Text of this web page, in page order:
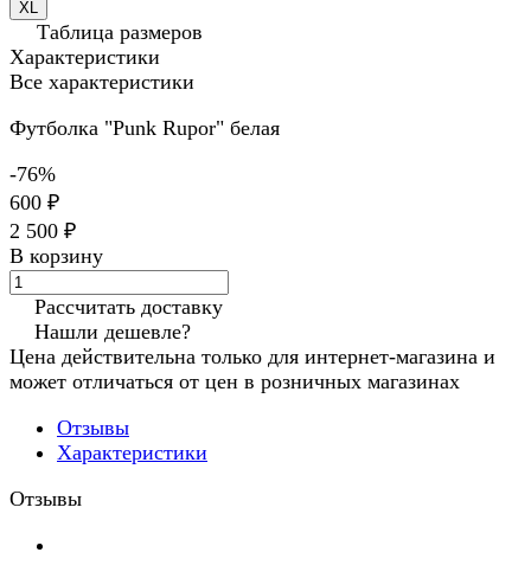
XL
Таблица размеров
Характеристики
Все характеристики
Футболка "Punk Rupor" белая
-76%
600 ₽
2 500 ₽
В корзину
Рассчитать доставку
Нашли дешевле?
Цена действительна только для интернет-магазина и
может отличаться от цен в розничных магазинах
Отзывы
Характеристики
Отзывы